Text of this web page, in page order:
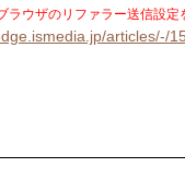
ラウザのリファラー送信設定
articles/-/